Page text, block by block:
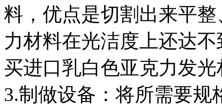
料，优点是切割出来平
力材料在光洁度上还达
买进口乳白色亚克力发光
3.制做设备：将所需要